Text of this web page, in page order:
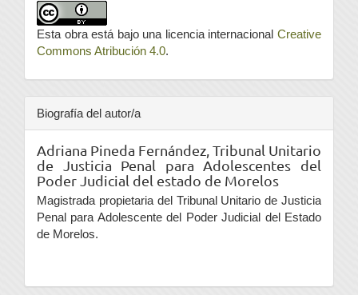
Esta obra está bajo una licencia internacional Creative
Commons Atribución 4.0.
Biografía del autor/a
Adriana Pineda Fernández, Tribunal Unitario
de Justicia Penal para Adolescentes del
Poder Judicial del estado de Morelos
Magistrada propietaria del Tribunal Unitario de Justicia
Penal para Adolescente del Poder Judicial del Estado
de Morelos.